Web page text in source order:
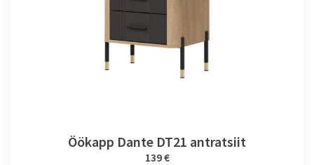
Öökapp Dante DT21 antratsiit
139 €